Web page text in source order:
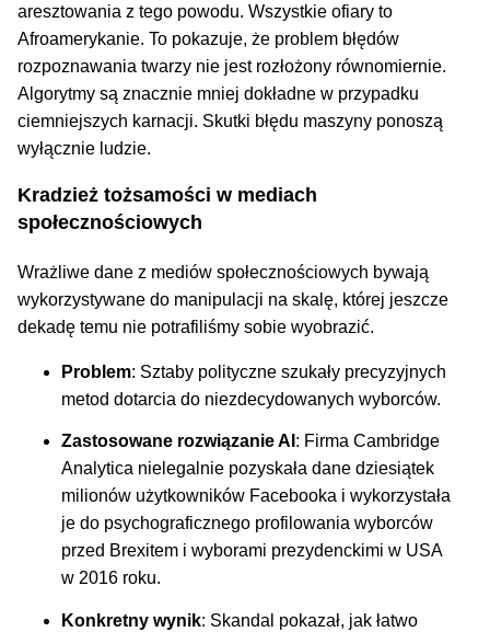
aresztowania z tego powodu. Wszystkie ofiary to
Afroamerykanie. To pokazuje, że problem błędów
rozpoznawania twarzy nie jest rozłożony równomiernie.
Algorytmy są znacznie mniej dokładne w przypadku
ciemniejszych karnacji. Skutki błędu maszyny ponoszą
wyłącznie ludzie.
Kradzież tożsamości w mediach
społecznościowych
Wrażliwe dane z mediów społecznościowych bywają
wykorzystywane do manipulacji na skalę, której jeszcze
dekadę temu nie potrafiliśmy sobie wyobrazić.
Problem: Sztaby polityczne szukały precyzyjnych
metod dotarcia do niezdecydowanych wyborców.
Zastosowane rozwiązanie AI : Firma Cambridge
Analytica nielegalnie pozyskała dane dziesiątek
milionów użytkowników Facebooka i wykorzystała
je do psychograficznego profilowania wyborców
przed Brexitem i wyborami prezydenckimi w USA
w 2016 roku.
Konkretny wynik: Skandal pokazał, jak łatwo